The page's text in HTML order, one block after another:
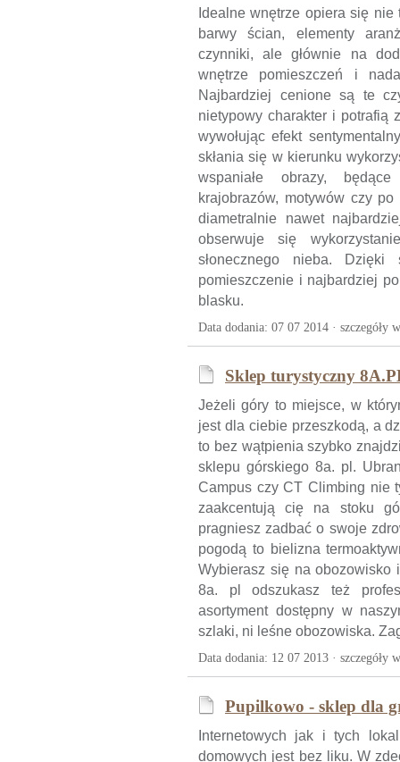
Idealne wnętrze opiera się
barwy ścian, elementy
czynniki, ale głównie na
wnętrze pomieszczeń i
Najbardziej cenione są te
nietypowy charakter i potrafią
wywołując efekt
skłania się w kierunku
wspaniałe obrazy,
krajobrazów, motywów czy
diametralnie nawet
obserwuje się
słonecznego nieba. Dzięki
pomieszczenie i najbardziej
blasku.
Data dodania: 07 07 2014 · szczegóły
Sklep turystyczny
Jeżeli góry to miejsce, w
jest dla ciebie przeszkodą, a
to bez wątpienia szybko
sklepu górskiego 8a. pl.
Campus czy CT Climbing nie
zaakcentują cię na stoku
pragniesz zadbać o swoje
pogodą to bielizna
Wybierasz się na
8a. pl odszukasz też
asortyment dostępny w
szlaki, ni leśne obozowiska.
Data dodania: 12 07 2013 · szczegóły
Pupilkowo - sklep dla
Internetowych jak i tych
domowych jest bez liku. W